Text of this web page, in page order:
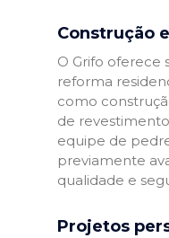
Construção
O Grifo oferece
reforma
como
de
equipe de
previamente
qualidade e
Projetos